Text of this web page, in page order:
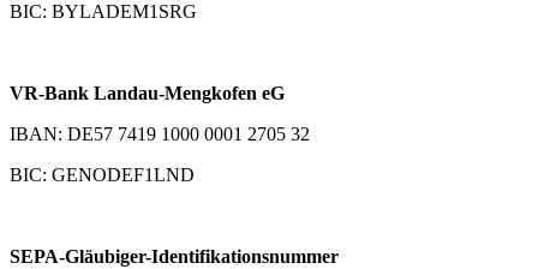
BIC: BYLADEM1SRG
VR-Bank Landau-Mengkofen eG
IBAN: DE57 7419 1000 0001 2705 32
BIC: GENODEF1LND
SEPA-Gläubiger-Identifikationsnummer